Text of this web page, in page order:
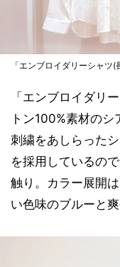
「エンブロイダリーシャツ
「エンブロイダリ
トン100%素材の
刺繍をあしらった
を採用しているの
触り。カラー展開
い色味のブルーと